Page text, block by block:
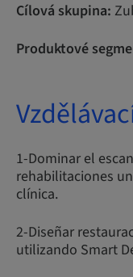
Cílová skupina:
Produktové
1-Dominar el
rehabilitaciones
clínica.
2-Diseñar
utilizando Smart